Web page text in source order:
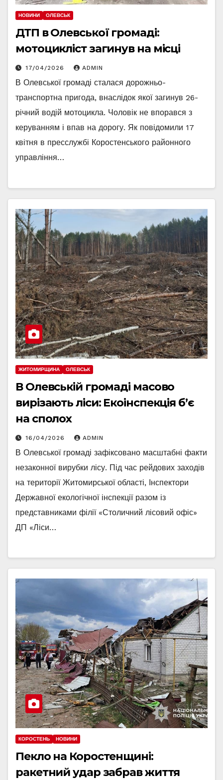
НОВИНИ ОЛЕВСЬК
ДТП в Олевської громаді:
мотоцикліст загинув на місці
17/04/2026 ADMIN
В Олевської громаді сталася дорожньо-
транспортна пригода, внаслідок якої загинув 26-
річний водій мотоцикла. Чоловік не впорався з
керуванням і впав на дорогу. Як повідомили 17
квітня в пресслужбі Коростенського районного
управління…
ЖИТОМИРЩИНА ОЛЕВСЬК
В Олевській громаді масово
вирізають ліси: Екоінспекція б’є
на сполох
16/04/2026 ADMIN
В Олевської громаді зафіксовано масштабні факти
незаконної вирубки лісу. Під час рейдових заходів
на території Житомирської області, Інспектори
Державної екологічної інспекції разом із
представниками філії «Столичний лісовий офіс»
ДП «Ліси…
КОРОСТЕНЬ НОВИНИ
Пекло на Коростенщині:
ракетний удар забрав життя